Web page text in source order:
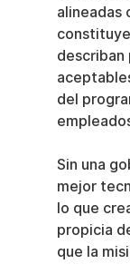
alineadas
del
Sin una
mejor
lo que
propicia
que la